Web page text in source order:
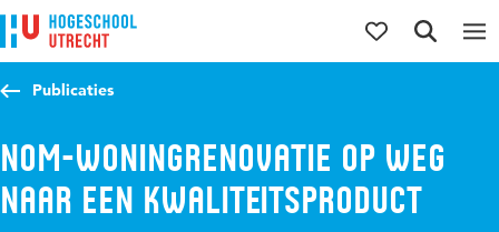
Direct naar de inhoud
Direct naar de hoofdnavigatie
Direct naar de zoekfunctie
Publicaties
NOM-woningrenovatie op weg
naar een kwaliteitsproduct